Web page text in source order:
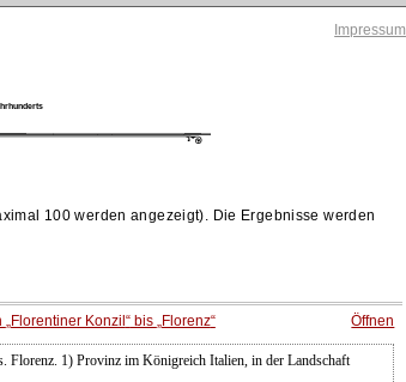
Impressum
100 werden angezeigt). Die Ergebnisse werden
Florentiner Konzil bis Florenz Öffnen
Florenz. 1) Provinz im Königreich Italien, in der Landschaft